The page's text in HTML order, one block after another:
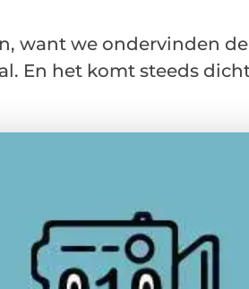
want we ondervinden
En het komt steeds